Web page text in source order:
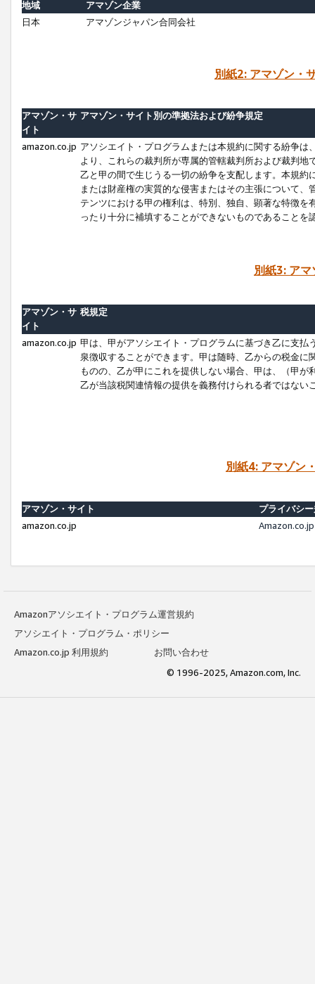
地域
アマゾン企業
日本
アマゾンジャパン合同会社
別紙2: アマゾン・
アマゾン・サ
イト
アマゾン・サイト別の準拠法および紛争規定
amazon.co.jp アソシエイト・プログラムまたは本規約に関する紛争
より、これらの裁判所が専属的管轄裁判所および裁判
乙と甲の間で生じうる一切の紛争を支配します。本規
または財産権の実質的な侵害またはその主張について
テンツにおける甲の権利は、特別、独自、顕著な特徴
ったり十分に補填することができないものであることを
別紙3: ア
アマゾン・サ
イト
税規定
amazon.co.jp 甲は、甲がアソシエイト・プログラムに基づき乙に支
泉徴収することができます。甲は随時、乙からの税金
ものの、乙が甲にこれを提供しない場合、甲は、（甲
乙が当該税関連情報の提供を義務付けられる者ではな
別紙4: アマゾン
アマゾン・サイト
プライバシ
amazon.co.jp
Amazonアソシエイト・プログラム運営規約
アソシエイト・プログラム・ポリシー
Amazon.co.jp 利用規約
お問い合わせ
© 1996-2025, Amazon.com, Inc.